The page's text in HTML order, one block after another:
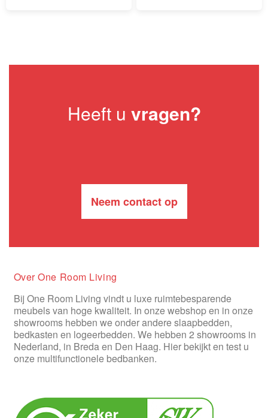
Heeft u vragen?
Neem contact op
Over One Room Living
Bij One Room Living vindt u luxe ruimtebesparende
meubels van hoge kwaliteit. In onze webshop en in onze
showrooms hebben we onder andere slaapbedden,
bedkasten en logeerbedden. We hebben 2 showrooms in
Nederland, in Breda en Den Haag. Hier bekijkt en test u
onze multifunctionele bedbanken.